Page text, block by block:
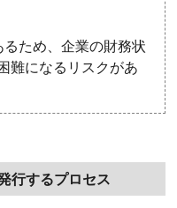
ため、企業の財務状
難になるリスクがあ
行するプロセス